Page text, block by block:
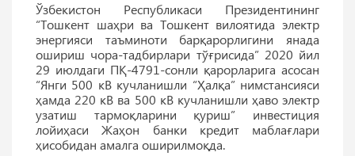
Ўзбекистон Республикаси Президентининг
“Тошкент шаҳри ва Тошкент вилоятида электр
энергияси таъминоти барқарорлигини янада
ошириш чора-тадбирлари тўғрисида” 2020 йил
29 июлдаги ПҚ-4791-сонли қарорларига асосан
“Янги 500 кВ кучланишли “Ҳалқа” нимстансияси
ҳамда 220 кВ ва 500 кВ кучланишли ҳаво электр
узатиш тармоқларини қуриш” инвестиция
лойиҳаси Жаҳон банки кредит маблағлари
ҳисобидан амалга оширилмоқда.